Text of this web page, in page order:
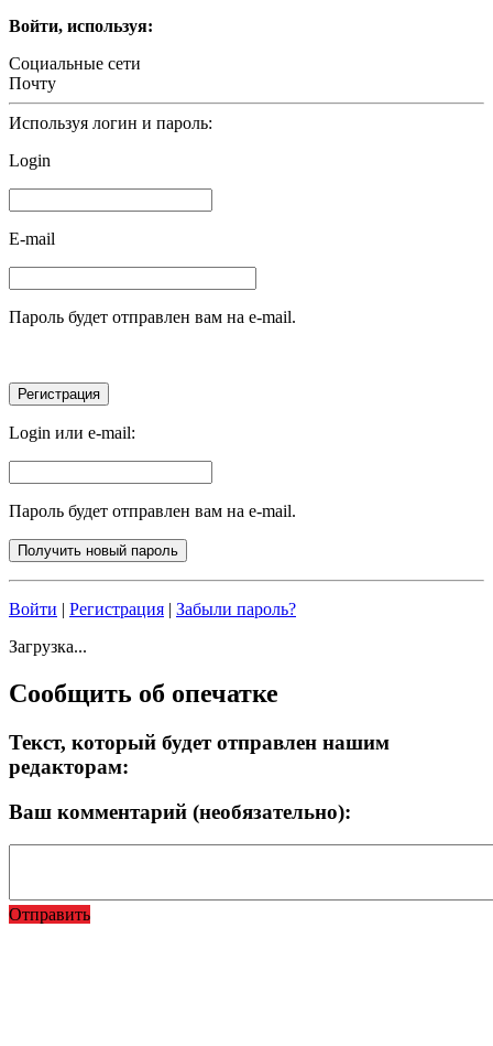
Войти, используя:
Социальные сети
Почту
Используя логин и пароль:
Login
E-mail
Пароль будет отправлен вам на e-mail.
Login или e-mail:
Пароль будет отправлен вам на e-mail.
Войти | Регистрация | Забыли пароль?
Загрузка...
Сообщить об опечатке
Текст, который будет отправлен нашим
редакторам:
Ваш комментарий (необязательно):
Отправить